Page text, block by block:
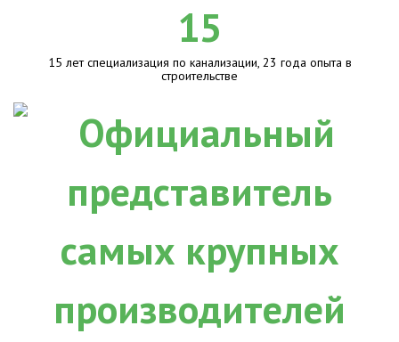
15
15 лет специализация по канализации, 23 года опыта в
строительстве